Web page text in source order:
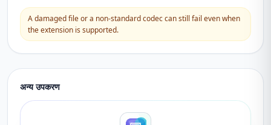
A damaged file or a non-standard codec can still fail even when
the extension is supported.
अन्य उपकरण